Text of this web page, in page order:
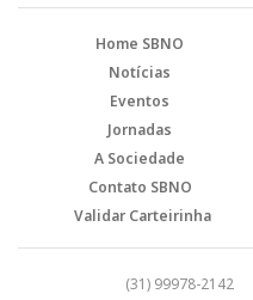
Home SBNO
Notícias
Eventos
Jornadas
A Sociedade
Contato SBNO
Validar Carteirinha
(31) 99978-2142